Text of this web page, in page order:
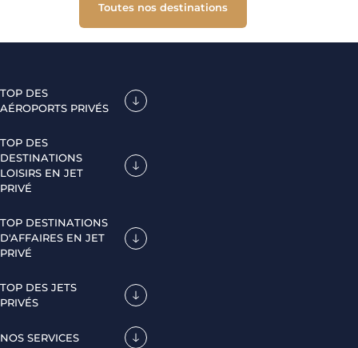
Toutes nos destinations
TOP DES
AÉROPORTS PRIVÉS
TOP DES
DESTINATIONS
LOISIRS EN JET
PRIVÉ
TOP DESTINATIONS
D'AFFAIRES EN JET
PRIVÉ
TOP DES JETS
PRIVÉS
NOS SERVICES